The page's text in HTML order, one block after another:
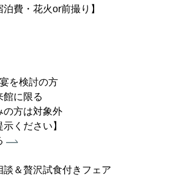
費・花火or前撮り】
を検討の方
に限る
方は対象外
ください】
談＆贅沢試食付きフェア